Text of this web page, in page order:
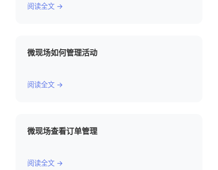
阅读全文 →
微现场如何管理活动
阅读全文 →
微现场查看订单管理
阅读全文 →